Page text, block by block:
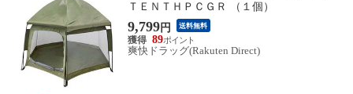
ＴＥＮＴＨＰＣＧＲ （１個）
9,799円 送料無料
89
爽快ドラッグ(Rakuten Direct)